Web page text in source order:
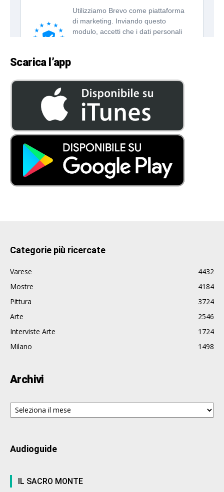
Scarica l’app
Categorie più ricercate
Varese
4432
Mostre
4184
Pittura
3724
Arte
2546
Interviste Arte
1724
Milano
1498
Archivi
Archivi
Audioguide
IL SACRO MONTE